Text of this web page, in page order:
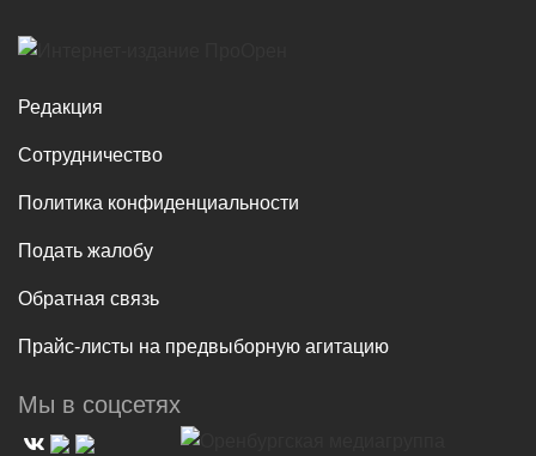
Редакция
Сотрудничество
Политика конфиденциальности
Подать жалобу
Обратная связь
Прайс-листы на предвыборную агитацию
Мы в соцсетях